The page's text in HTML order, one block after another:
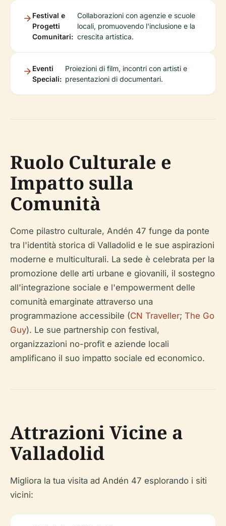
Festival e
Progetti
Comunitari:
Collaborazioni con agenzie e scuole
locali, promuovendo l'inclusione e la
crescita artistica.
Eventi
Speciali:
Proiezioni di film, incontri con artisti e
presentazioni di documentari.
Ruolo Culturale e
Impatto sulla
Comunità
Come pilastro culturale, Andén 47 funge da ponte
tra l'identità storica di Valladolid e le sue aspirazioni
moderne e multiculturali. La sede è celebrata per la
promozione delle arti urbane e giovanili, il sostegno
all'integrazione sociale e l'empowerment delle
comunità emarginate attraverso una
programmazione accessibile (CN Traveller; The Go
Guy). Le sue partnership con festival,
organizzazioni no-profit e aziende locali
amplificano il suo impatto sociale ed economico.
Attrazioni Vicine a
Valladolid
Migliora la tua visita ad Andén 47 esplorando i siti
vicini: